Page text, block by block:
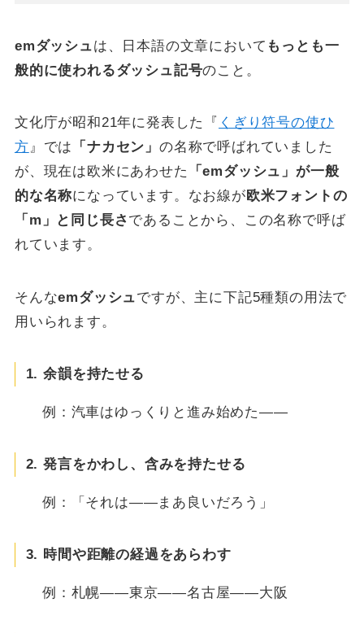
emダッシュは、日本語の文章において もっとも一
般的に使われるダッシュ記号のこと。
文化庁が昭和21年に発表した『 くぎり符号の使ひ
方』では 「ナカセン」 の名称で呼ばれていました
が、現在は欧米にあわせた
「emダッシュ」が一般
的な名称になっています。なお線が 欧米フォントの
「m」と同じ長さ であることから、この名称で呼ば
れています。
そんなemダッシュ ですが、主に下記5種類の用法で
用いられます。
1. 余韻を持たせる
例：汽車はゆっくりと進み始めた——
2. 発言をかわし、含みを持たせる
例：「それは——まあ良いだろう」
3. 時間や距離の経過をあらわす
例：札幌——東京——名古屋——大阪